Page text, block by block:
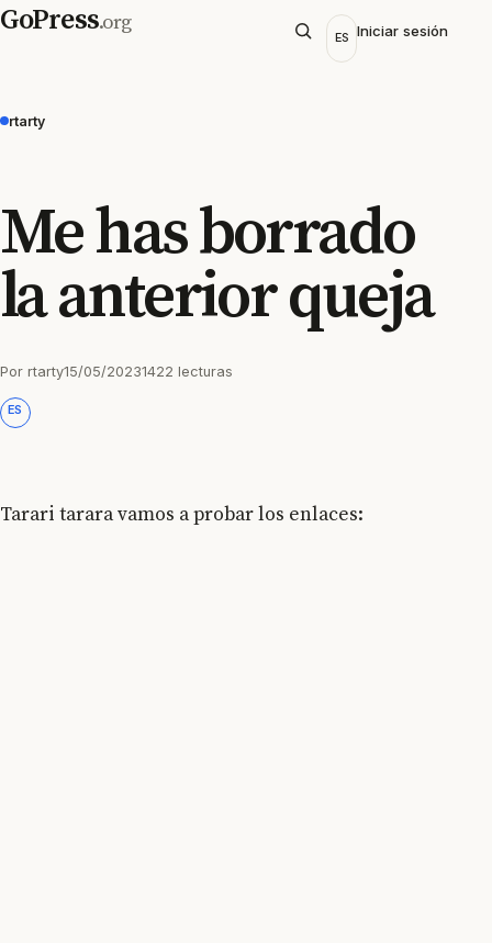
GoPress.org
ES Iniciar sesión
rtarty
Me has borrado
la anterior queja
Por rtarty15/05/20231422 lecturas
ES
Tarari tarara vamos a probar los enlaces: